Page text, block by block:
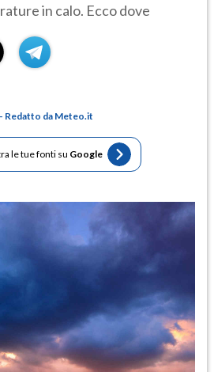
in calo. Ecco dove
Redatto da Meteo.it
le tue fonti su Google